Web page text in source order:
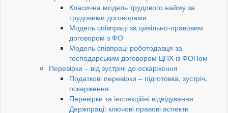
Класична модель трудового найму за
трудовими договорами
Модель співпраці за цивільно-правовим
договором з ФО
Модель співпраці роботодавця за
господарським договором ЦПХ із ФОПом
Перевірки – від зустрічі до оскарження
Податкові перевірки – підготовка, зустріч,
оскарження
Перевірки та інспекційні відвідування
Держпраці: ключові правові аспекти